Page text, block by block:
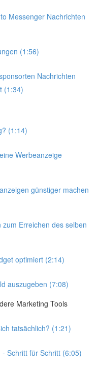
Messenger Nachrichten
(1:56)
Nachrichten
(1:34)
(1:14)
Werbeanzeige
günstiger machen
Erreichen des selben
optimiert (2:14)
auszugeben (7:08)
Marketing Tools
tatsächlich? (1:21)
Schritt für Schritt (6:05)